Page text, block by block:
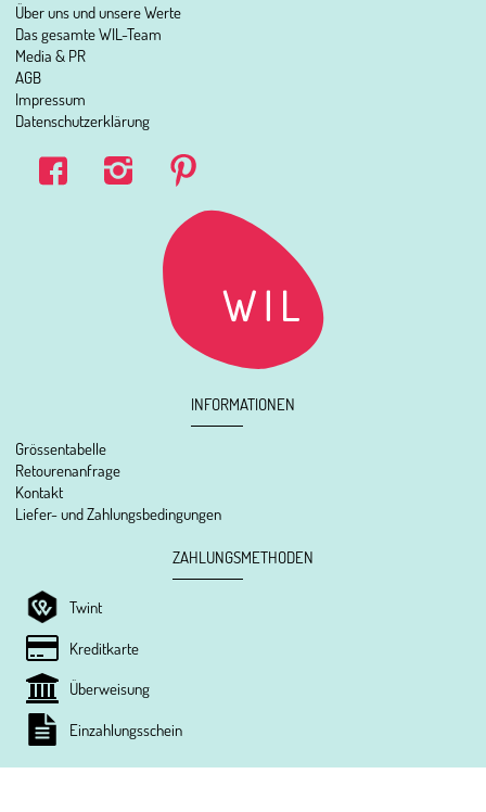
Über uns und unsere Werte
Das gesamte WIL-Team
Media & PR
AGB
Impressum
Datenschutzerklärung
INFORMATIONEN
Grössentabelle
Retourenanfrage
Kontakt
Liefer- und Zahlungsbedingungen
ZAHLUNGSMETHODEN
Twint
Kreditkarte
Überweisung
Einzahlungsschein